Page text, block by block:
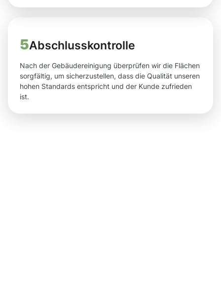
5Abschlusskontrolle
Nach der Gebäudereinigung überprüfen wir die Flächen
sorgfältig, um sicherzustellen, dass die Qualität unseren
hohen Standards entspricht und der Kunde zufrieden
ist.